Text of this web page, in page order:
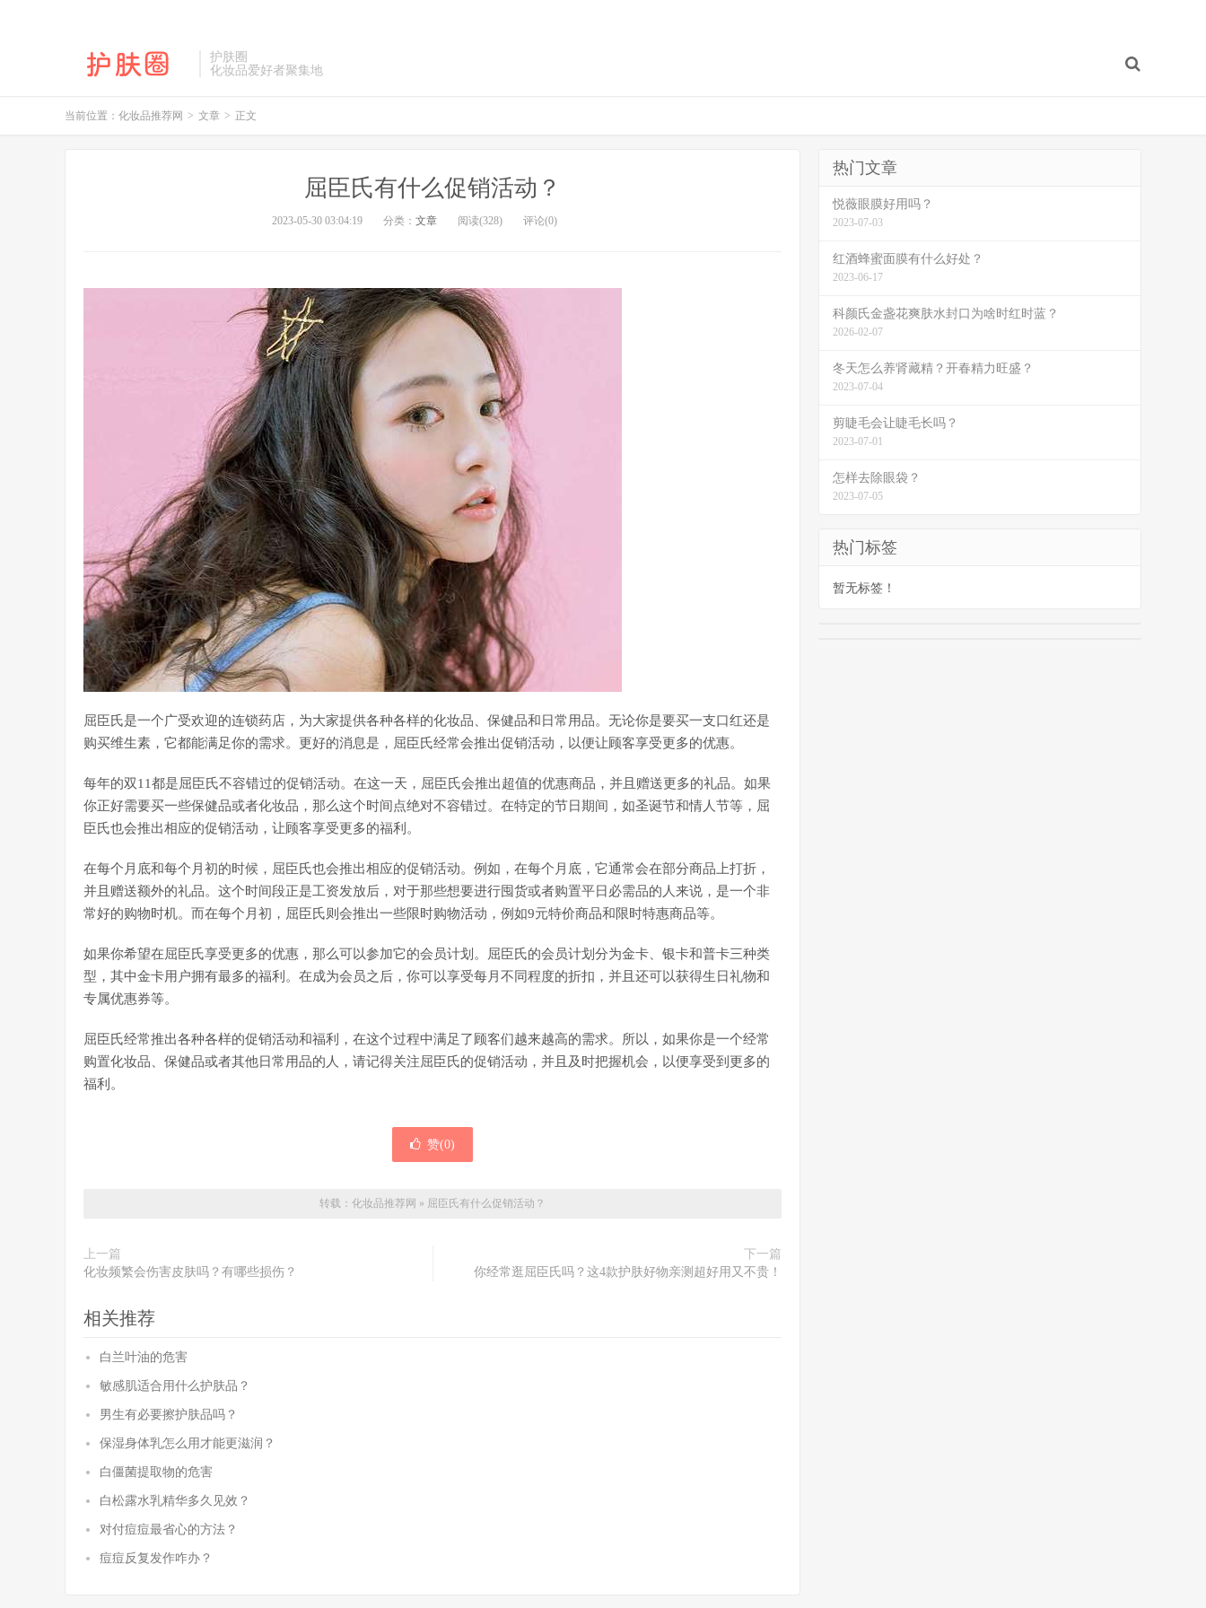
护肤圈
化妆品爱好者聚集地
当前位置： 化妆品推荐网 > 文章 > 正文
屈臣氏有什么促销活动？
2023-05-30 03:04:19 分类： 文章 阅读(328) 评论(0)
屈臣氏是一个广受欢迎的连锁药店，为大家提供各种各样的化妆品、保健品和日常用品。无论你是要买一支口红还是
购买维生素，它都能满足你的需求。更好的消息是，屈臣氏经常会推出促销活动，以便让顾客享受更多的优惠。
每年的双11都是屈臣氏不容错过的促销活动。在这一天，屈臣氏会推出超值的优惠商品，并且赠送更多的礼品。如果
你正好需要买一些保健品或者化妆品，那么这个时间点绝对不容错过。在特定的节日期间，如圣诞节和情人节等，屈
臣氏也会推出相应的促销活动，让顾客享受更多的福利。
在每个月底和每个月初的时候，屈臣氏也会推出相应的促销活动。例如，在每个月底，它通常会在部分商品上打折，
并且赠送额外的礼品。这个时间段正是工资发放后，对于那些想要进行囤货或者购置平日必需品的人来说，是一个非
常好的购物时机。而在每个月初，屈臣氏则会推出一些限时购物活动，例如9元特价商品和限时特惠商品等。
如果你希望在屈臣氏享受更多的优惠，那么可以参加它的会员计划。屈臣氏的会员计划分为金卡、银卡和普卡三种类
型，其中金卡用户拥有最多的福利。在成为会员之后，你可以享受每月不同程度的折扣，并且还可以获得生日礼物和
专属优惠券等。
屈臣氏经常推出各种各样的促销活动和福利，在这个过程中满足了顾客们越来越高的需求。所以，如果你是一个经常
购置化妆品、保健品或者其他日常用品的人，请记得关注屈臣氏的促销活动，并且及时把握机会，以便享受到更多的
福利。
赞(0)
转载： 化妆品推荐网 » 屈臣氏有什么促销活动？
上一篇
化妆频繁会伤害皮肤吗？有哪些损伤？
下一篇
你经常逛屈臣氏吗？这4款护肤好物亲测超好用又不贵！
相关推荐
白兰叶油的危害
敏感肌适合用什么护肤品？
男生有必要擦护肤品吗？
保湿身体乳怎么用才能更滋润？
白僵菌提取物的危害
白松露水乳精华多久见效？
对付痘痘最省心的方法？
痘痘反复发作咋办？
热门文章
悦薇眼膜好用吗？
2023-07-03
红酒蜂蜜面膜有什么好处？
2023-06-17
科颜氏金盏花爽肤水封口为啥时红时蓝？
2026-02-07
冬天怎么养肾藏精？开春精力旺盛？
2023-07-04
剪睫毛会让睫毛长吗？
2023-07-01
怎样去除眼袋？
2023-07-05
热门标签
暂无标签！